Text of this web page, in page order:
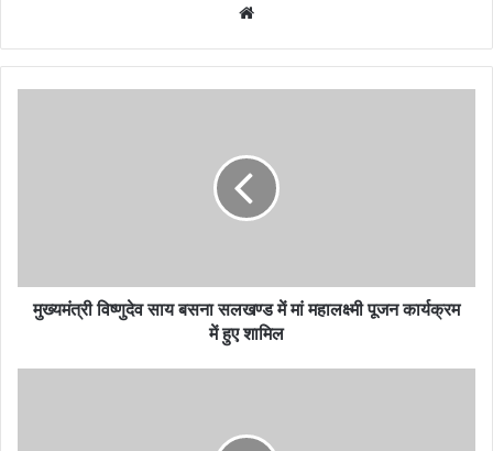
मुख्यमंत्री विष्णुदेव साय बसना सलखण्ड में मां महालक्ष्मी पूजन कार्यक्रम
में हुए शामिल